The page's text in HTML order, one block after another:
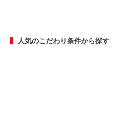
人気のこだわり条件から探す